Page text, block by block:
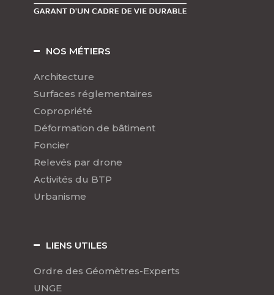
NOS MÉTIERS
Architecture
Surfaces réglementaires
Copropriété
Déformation de bâtiment
Foncier
Relevés par drone
Activités du BTP
Urbanisme
LIENS UTILES
Ordre des Géomètres-Experts
UNGE